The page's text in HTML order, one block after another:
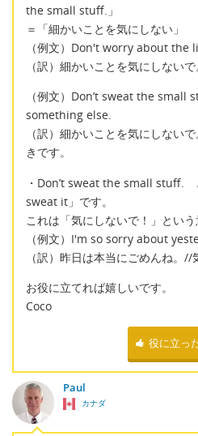
the small stuff.」
＝「細かいことを気にしない」
（例文）Don't worry about
（訳）細かいことを気にしない
（例文）Don’t sweat the
something else.
（訳）細かいことを気にしない
きです。
・Don’t sweat the small stuff.
sweat it」です。
これは「気にしないで！」という
（例文）I'm so sorry about
（訳）昨日は本当にごめんね。//
お役に立てれば嬉しいです。
Coco
役に立っ
Paul
カナダ